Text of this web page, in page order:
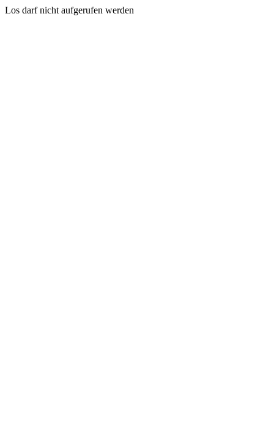
Los darf nicht aufgerufen werden